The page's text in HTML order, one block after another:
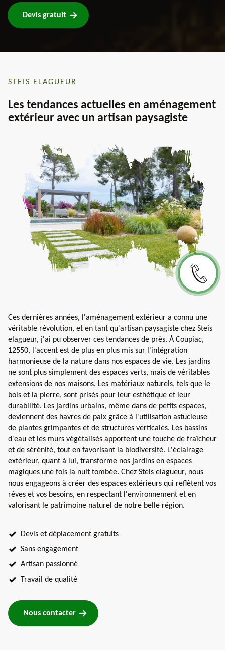
Devis gratuit
STEIS ELAGUEUR
Les tendances actuelles en aménagement
extérieur avec un artisan paysagiste
Ces dernières années, l'aménagement extérieur a connu une
véritable révolution, et en tant qu'artisan paysagiste chez Steis
elagueur, j'ai pu observer ces tendances de près. À Coupiac,
12550, l'accent est de plus en plus mis sur l'intégration
harmonieuse de la nature dans nos espaces de vie. Les jardins
ne sont plus simplement des espaces verts, mais de véritables
extensions de nos maisons. Les matériaux naturels, tels que le
bois et la pierre, sont prisés pour leur esthétique et leur
durabilité. Les jardins urbains, même dans de petits espaces,
deviennent des havres de paix grâce à l'utilisation astucieuse
de plantes grimpantes et de structures verticales. Les bassins
d'eau et les murs végétalisés apportent une touche de fraîcheur
et de sérénité, tout en favorisant la biodiversité. L'éclairage
extérieur, quant à lui, transforme nos jardins en espaces
magiques une fois la nuit tombée. Chez Steis elagueur, nous
nous engageons à créer des espaces extérieurs qui reflètent vos
rêves et vos besoins, en respectant l'environnement et en
valorisant le patrimoine naturel de notre belle région.
Devis et déplacement gratuits
Sans engagement
Artisan passionné
Travail de qualité
Nous contacter